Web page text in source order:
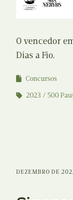
O vencedor
Dias a Fio.
Concursos
2023
500
DEZEMBRO DE